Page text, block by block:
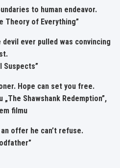
to human endeavor.
Theory of Everything”
ever pulled was convincing
Suspects”
Hope can set you free.
„The Shawshank Redemption”,
filmu
offer he can’t refuse.